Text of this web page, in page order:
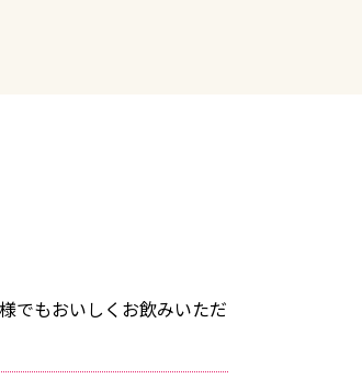
でもおいしくお飲みいただ